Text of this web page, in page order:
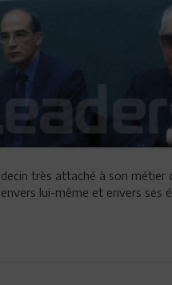
très attaché à son
lui-même et envers ses